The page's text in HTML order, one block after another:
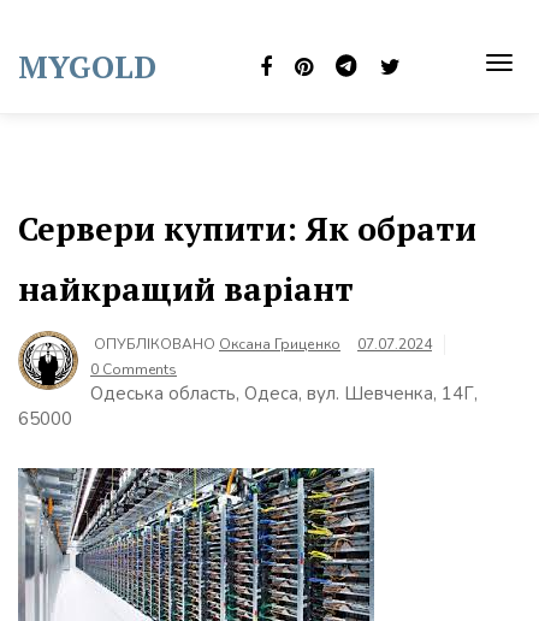
content
MYGOLD
Сервери купити: Як обрати
найкращий варіант
ОПУБЛІКОВАНО Оксана Гриценко
07.07.2024
0 Comments
Одеська область, Одеса, вул. Шевченка, 14Г,
65000